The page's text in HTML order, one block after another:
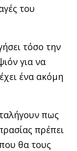
του
τόσο την
για να
ένα ακόμη
πως
πρέπει
θα τους